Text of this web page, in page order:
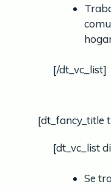
[/dt_vc_list]
[dt_fancy_title
[dt_vc_list
Se